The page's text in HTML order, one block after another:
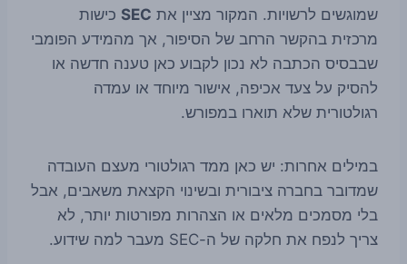
שמוגשים לרשויות. המקור מציין את SEC כישות
מרכזית בהקשר הרחב של הסיפור, אך מהמידע הפומבי
שבבסיס הכתבה לא נכון לקבוע כאן טענה חדשה או
להסיק על צעד אכיפה, אישור מיוחד או עמדה
רגולטורית שלא תוארו במפורש.
במילים אחרות: יש כאן ממד רגולטורי מעצם העובדה
שמדובר בחברה ציבורית ובשינוי הקצאת משאבים, אבל
בלי מסמכים מלאים או הצהרות מפורטות יותר, לא
צריך לנפח את חלקה של ה-SEC מעבר למה שידוע.